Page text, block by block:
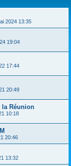
2024 13:35
19:04
17:44
20:49
la Réunion
10:18
20:46
13:32